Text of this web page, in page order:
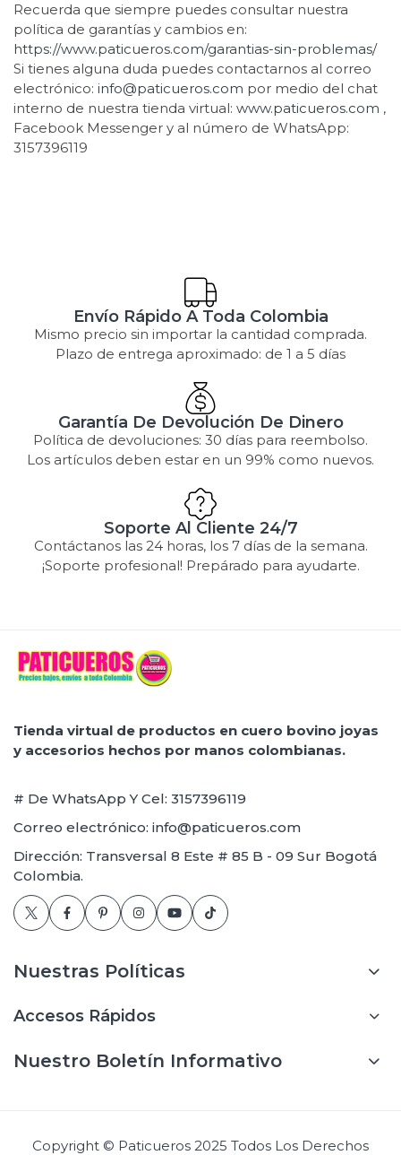
Recuerda que siempre puedes consultar nuestra
política de garantías y cambios en:
https://www.paticueros.com/garantias-sin-problemas/
Si tienes alguna duda puedes contactarnos al correo
electrónico: info@paticueros.com por medio del chat
interno de nuestra tienda virtual: www.paticueros.com ,
Facebook Messenger y al número de WhatsApp:
3157396119
Envío Rápido A Toda Colombia
Mismo precio sin importar la cantidad comprada.
Plazo de entrega aproximado: de 1 a 5 días
Garantía De Devolución De Dinero
Política de devoluciones: 30 días para reembolso.
Los artículos deben estar en un 99% como nuevos.
Soporte Al Cliente 24/7
Contáctanos las 24 horas, los 7 días de la semana.
¡Soporte profesional! Prepárado para ayudarte.
Tienda virtual de productos en cuero bovino joyas
y accesorios hechos por manos colombianas.
# De WhatsApp Y Cel: 3157396119
Correo electrónico: info@paticueros.com
Dirección: Transversal 8 Este # 85 B - 09 Sur Bogotá
Colombia.
Nuestras Políticas
Accesos Rápidos
Nuestro Boletín Informativo
Copyright © Paticueros 2025 Todos Los Derechos